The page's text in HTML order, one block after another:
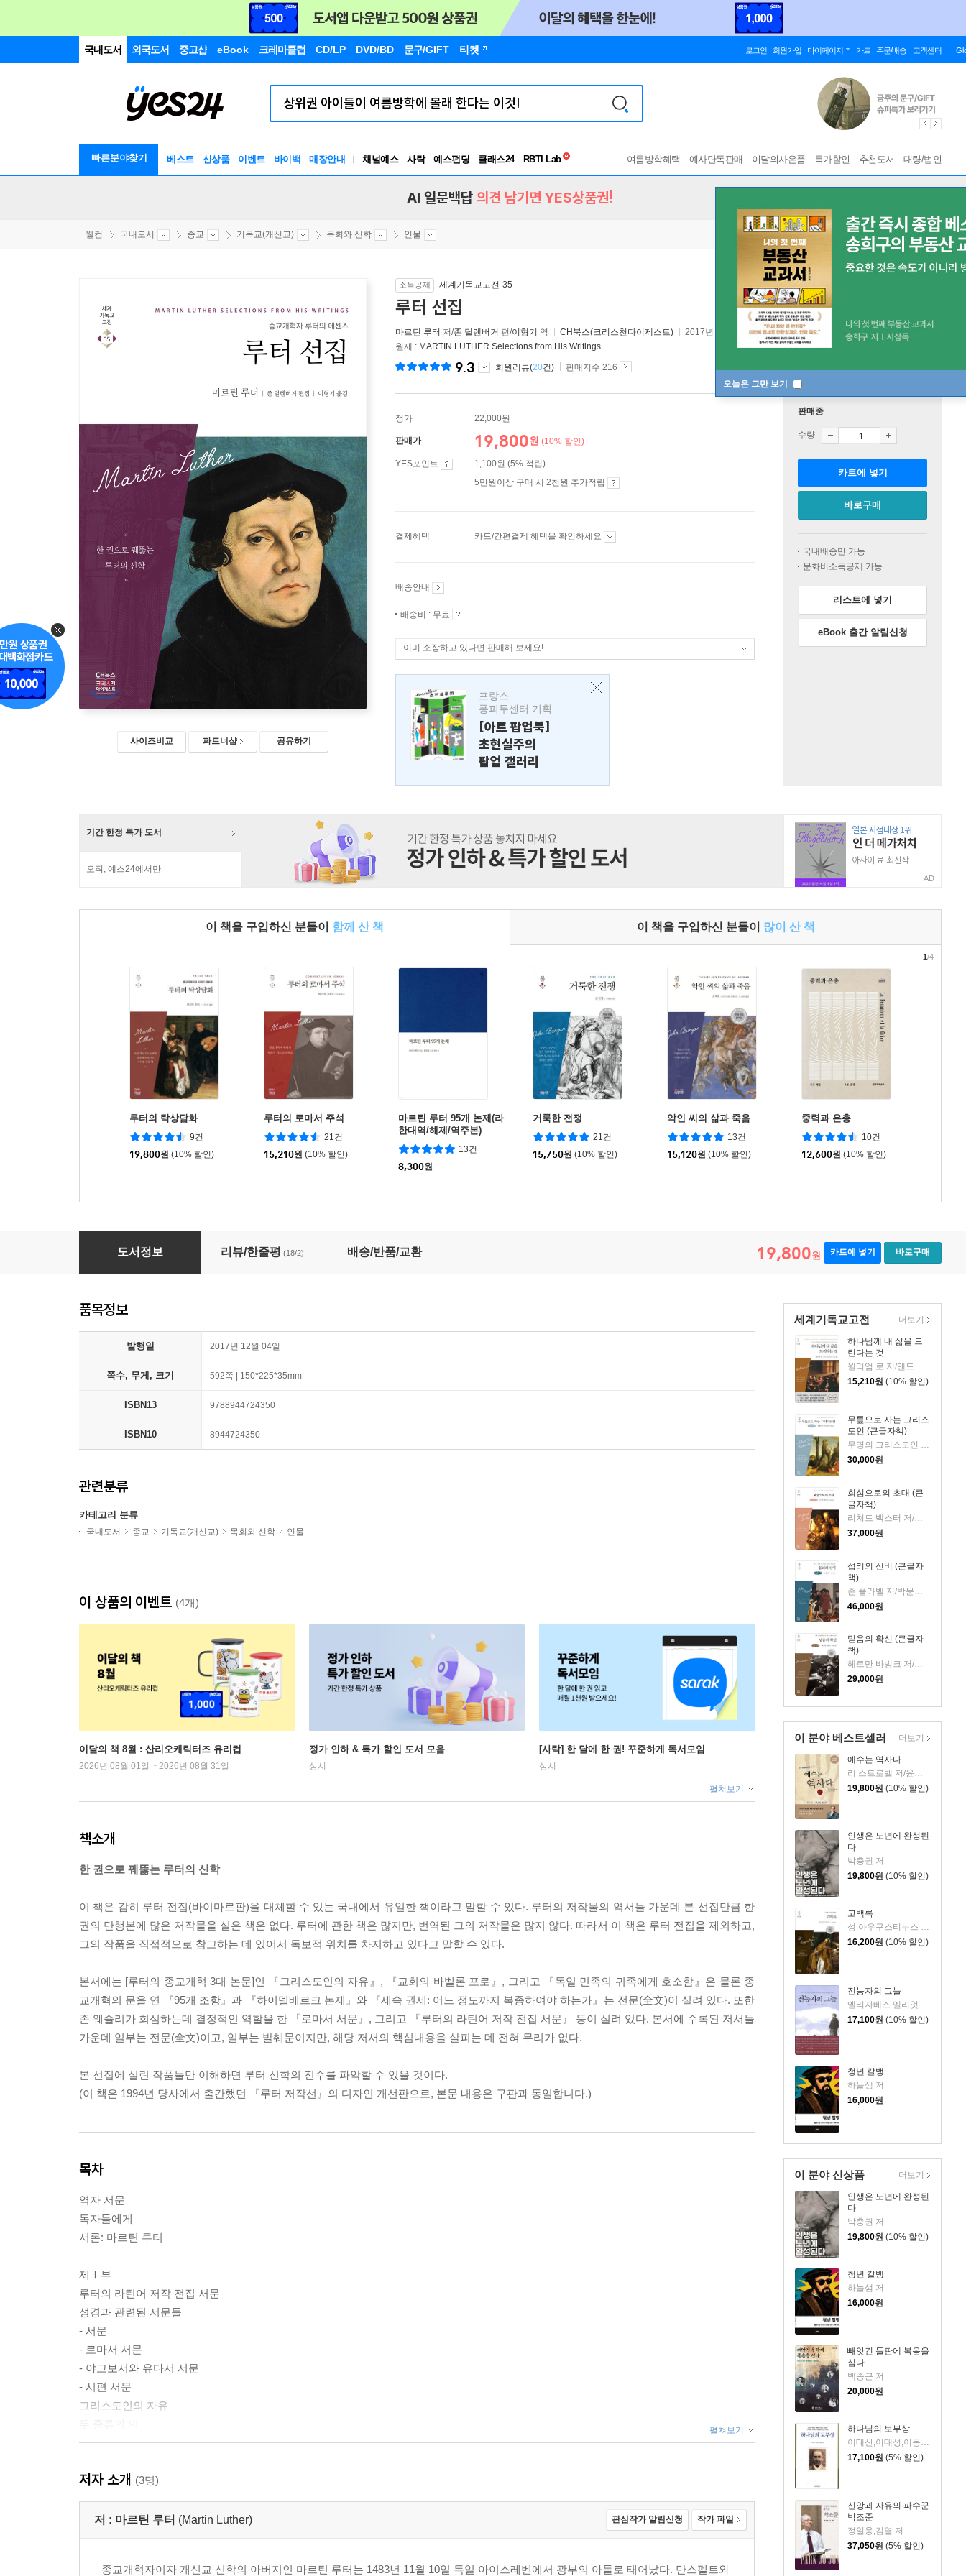
국내도서 외국도서 중고샵 eBook 크레마클럽 CD/LP DVD/BD 문구/GIFT 티켓 로그인 회원가입 마이페이지 카트 주문/배송 고객센터
빠른분야찾기 베스트 신상품 이벤트 바이백 매장안내 채널예스 사락 예스펀딩 클래스24
독서유형검사
여름방학혜택 예사단독판매 이달의사은품 특가할인 추천도서 대량/법인
오늘은 그만 보기
AI 일문백답 의견 남기면 YES상품권!
웰컴 국내도서 종교 기독교(개신교) 목회와 신학 인물
사이즈비교 파트너샵 공유하기
소득공제 세계기독교고전-35
루터 선집
마르틴 루터 저/존 딜렌버거 편/이형기 역 CH북스(크리스천다이제스트)
2017년 12월 04일
원제 : MARTIN LUTHER Selections from His Writings
9.3 회원리뷰(20건) 판매지수 216
정가 22,000원
판매가 19,800원 (10% 할인)
YES포인트
1,100원 (5% 적립)
5만원이상 구매 시 2천원 추가적립
결제혜택 카드/간편결제 혜택을 확인하세요
배송안내
배송비 : 무료
이미 소장하고 있다면 판매해 보세요!
프랑스
퐁피두센터 기획
[아트 팝업북]
초현실주의
팝업 갤러리
판매중
수량
카트에 넣기
바로구매
국내배송만 가능
문화비소득공제 가능
리스트에 넣기
eBook 출간 알림신청
기간 한정 특가 도서
오직, 예스24에서만
AD
이 책을 구입하신 분들이 함께 산 책 이 책을 구입하신 분들이 많이 산 책
루터의 탁상담화
9건
19,800원 (10% 할인)
루터의 로마서 주석
21건
15,210원 (10% 할인)
마르틴 루터 95개 논제(라
한대역/해제/역주본)
13건
8,300원
거룩한 전쟁
21건
15,750원 (10% 할인)
악인 씨의 삶과 죽음
13건
15,120원 (10% 할인)
중력과 은총
10건
12,600원 (10% 할인)
1/4
루터 선집
도서정보 리뷰/한줄평 (18/2) 배송/반품/교환 19,800원 카트에 넣기 바로구매
세계기독교고전
하나님께 내 삶을 드
린다는 것
윌리엄 로 저/앤드류 머레이 편/서문강 역
15,210원 (10% 할인)
무릎으로 사는 그리스
도인 (큰글자책)
무명의 그리스도인 저/박문재 역
30,000원
회심으로의 초대 (큰
글자책)
리처드 백스터 저/박문재 역
37,000원
섭리의 신비 (큰글자
책)
46,000원
믿음의 확신 (큰글자
책)
헤르만 바빙크 저/임경근 역
29,000원
더보기
이 분야 베스트셀러
예수는 역사다
19,800원 (10% 할인)
인생은 노년에 완성된
다
박충권 저
19,800원 (10% 할인)
고백록
성 아우구스티누스 저/박문재 역
16,200원 (10% 할인)
전능자의 그늘
엘리자베스 엘리엇 저/윤종석 역
17,100원 (10% 할인)
청년 칼뱅
하늘샘 저
16,000원
더보기
이 분야 신상품
인생은 노년에 완성된
다
박충권 저
19,800원 (10% 할인)
청년 칼뱅
하늘샘 저
16,000원
빼앗긴 들판에 복음을
심다
백종근 저
20,000원
하나님의 보부상
이태산,이대성,이동인 편저
17,100원 (5% 할인)
신앙과 자유의 파수꾼
박조준
정일웅,김열 저
37,050원 (5% 할인)
더보기
품목정보
발행일 2017년 12월 04일
쪽수, 무게, 크기 592쪽 | 150*225*35mm
ISBN13 9788944724350
ISBN10 8944724350
관련분류
카테고리 분류
국내도서 종교 기독교(개신교) 목회와 신학 인물
이 상품의 이벤트 (4개)
이달의 책 8월 : 산리오캐릭터즈 유리컵
2026년 08월 01일 ~ 2026년 08월 31일
정가 인하 & 특가 할인 도서 모음
상시
[사락] 한 달에 한 권! 꾸준하게 독서모임
상시
펼쳐보기
책소개
한 권으로 꿰뚫는 루터의 신학
이 책은 감히 루터 전집(바이마르판)을 대체할 수 있는 국내에서 유일한 책이라고 말할 수 있다. 루터의 저작물의 역서들 가운데 본 선집만큼 한
권의 단행본에 많은 저작물을 실은 책은 없다. 루터에 관한 책은 많지만, 번역된 그의 저작물은 많지 않다. 따라서 이 책은 루터 전집을 제외하고,
그의 작품을 직접적으로 참고하는 데 있어서 독보적 위치를 차지하고 있다고 말할 수 있다.
본서에는 [루터의 종교개혁 3대 논문]인 『그리스도인의 자유』, 『교회의 바벨론 포로』, 그리고 『독일 민족의 귀족에게 호소함』은 물론 종
교개혁의 문을 연 『95개 조항』과 『하이델베르크 논제』와 『세속 권세: 어느 정도까지 복종하여야 하는가』는 전문(全文)이 실려 있다. 또한
존 웨슬리가 회심하는데 결정적인 역할을 한 『로마서 서문』, 그리고 『루터의 라틴어 저작 전집 서문』 등이 실려 있다. 본서에 수록된 저서들
가운데 일부는 전문(全文)이고, 일부는 발췌문이지만, 해당 저서의 핵심내용을 살피는 데 전혀 무리가 없다.
본 선집에 실린 작품들만 이해하면 루터 신학의 진수를 파악할 수 있을 것이다.
(이 책은 1994년 당사에서 출간했던 『루터 저작선』의 디자인 개선판으로, 본문 내용은 구판과 동일합니다.)
목차
역자 서문
독자들에게
서론: 마르틴 루터
제Ⅰ부
루터의 라틴어 저작 전집 서문
성경과 관련된 서문들
- 서문
- 로마서 서문
- 야고보서와 유다서 서문
- 시편 서문
그리스도인의 자유
갈라디아서 주석
노예 의지론
라이프치히의 플라이센부르크 성에서의 설교, 1539
펼쳐보기
저자 소개 (3명)
저 : 마르틴 루터 (Martin Luther) 관심작가 알림신청 작가 파일
종교개혁자이자 개신교 신학의 아버지인 마르틴 루터는 1483년 11월 10일 독일 아이스레벤에서 광부의 아들로 태어났다. 만스펠트와